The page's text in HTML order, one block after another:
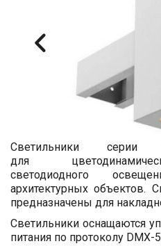
Светильники серии
для
светодиодного
архитектурных объектов.
предназначены для
Светильники оснащаются
питания по протоколу DMX-